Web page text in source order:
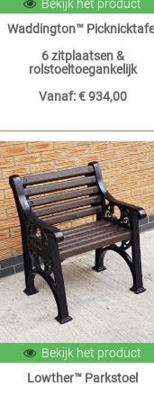
Bekijk het product
Waddington™
6 zitplaatsen &
rolstoeltoegankelijk
Vanaf:€ 934,00
Bekijk het product
Lowther™ Parkstoel